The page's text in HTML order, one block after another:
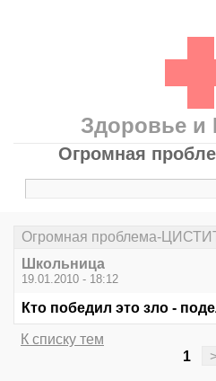
Здоровье и
Огромная
Огромная проблема-
Школьница
19.01.2010 - 18:12
Кто победил это зло -
К списку тем
1